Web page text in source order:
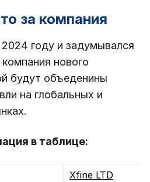
за компания
году и задумывался
нового
будут объеденины
на глобальных и
в таблице:
Xfine LTD